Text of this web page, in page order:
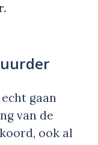
gaan
van de
ook al